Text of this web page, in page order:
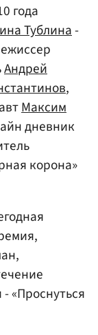
года
Тублина-
Андрей
,
Максим
дневник
корона»
«Проснуться